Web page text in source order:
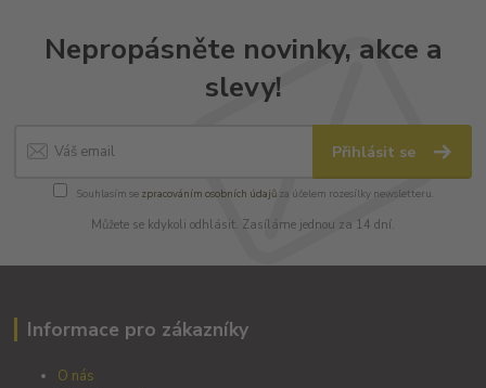
Nepropásněte novinky, akce a
slevy!
Přihlásit se
Souhlasím se zpracováním osobních údajůza účelem rozesílky newsletteru.
Můžete se kdykoli odhlásit. Zasíláme jednou za 14 dní.
Informace pro zákazníky
O nás